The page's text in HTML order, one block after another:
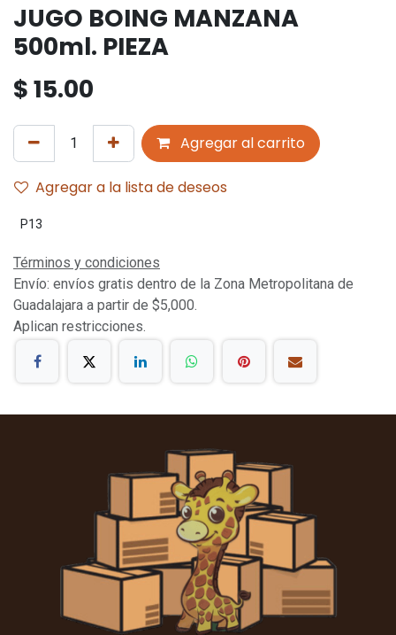
JUGO BOING MANZANA
500ml. PIEZA
$15.00
Agregar al carrito
Agregar a la lista de deseos
P13
Términos y condiciones
Envío: envíos gratis dentro de la Zona Metropolitana de
Guadalajara a partir de $5,000.
Aplican restricciones.